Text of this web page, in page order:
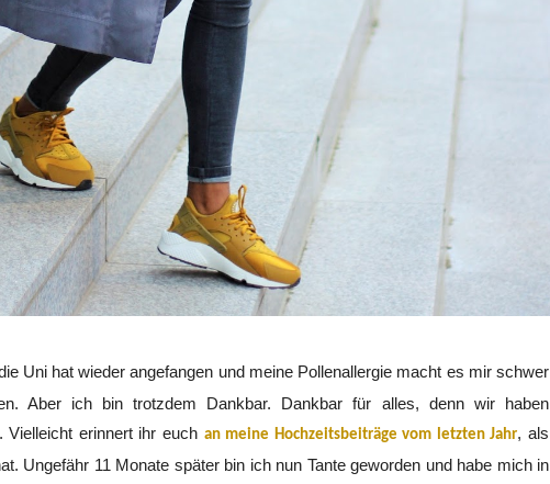
Uni hat wieder angefangen und meine Pollenallergie macht es mir schwer
Aber ich bin trotzdem Dankbar. Dankbar für alles, denn wir haben
Vielleicht erinnert ihr euch an meine Hochzeitsbeiträge vom letzten Jahr, als
Ungefähr 11 Monate später bin ich nun Tante geworden und habe mich in